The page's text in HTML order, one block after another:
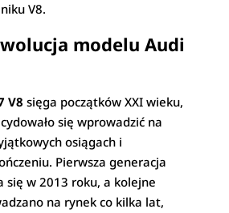
V8.
modelu Audi
V8 sięga początków XXI wieku,
się wprowadzić na
osiągach i
Pierwsza generacja
się w 2013 roku, a kolejne
na rynek co kilka lat,